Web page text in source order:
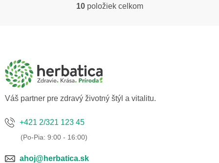
O
p
r
10položiek celkom
Váš partner pre zdravý životný štýl a vitalitu.
+421 2/321 123 45
ahoj@herbatica.sk